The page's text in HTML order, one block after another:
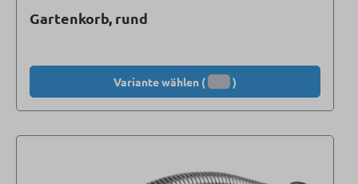
Gartenkorb, rund
Variante wählen ( )